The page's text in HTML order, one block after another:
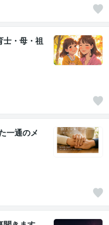
士・母・祖
一通のメ